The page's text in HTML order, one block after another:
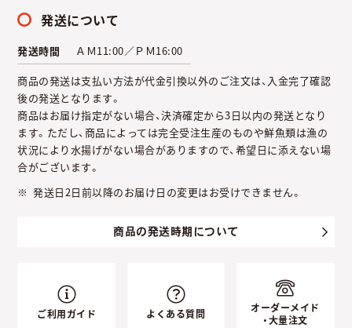
発送について
発送時間
ＡＭ11:00／ＰＭ16:00
商品の発送は支払い方法が代金引換以外のご注文は、入金完了確認
後の発送となります。
商品はお届け指定がない場合、決済確定から3日以内の発送となり
ます。ただし、商品によっては完全受注生産のものや鮮魚類は漁の
状況により水揚げがない場合がありますので、希望日に添えない場
合がございます。
発送日2日前以降のお届け日の変更はお受けできません。
商品の発送時期について
ご利用ガイド よくある質問
オーダーメイド
・大量注文